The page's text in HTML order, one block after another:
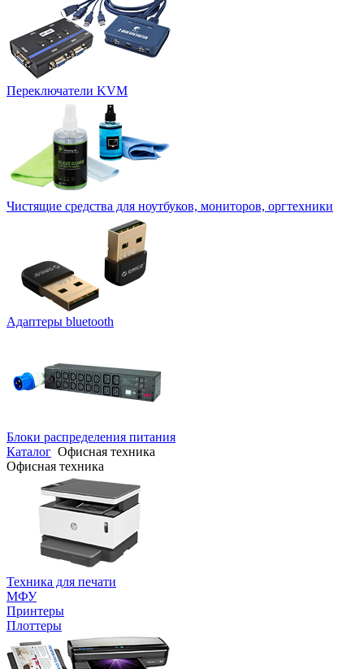
Переключатели KVM
Чистящие средства для ноутбуков, мониторов, оргтехники
Адаптеры bluetooth
Блоки распределения питания
Каталог Офисная техника
Офисная техника
Техника для печати
МФУ
Принтеры
Плоттеры